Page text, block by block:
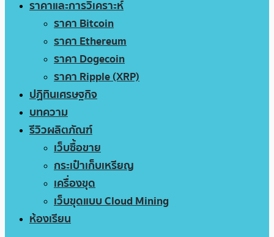
ราคาและการวิเคราะห์
ราคา Bitcoin
ราคา Ethereum
ราคา Dogecoin
ราคา Ripple (XRP)
ปฏิทินเศรษฐกิจ
บทความ
รีวิวผลิตภัณฑ์
เว็บซื้อขาย
กระเป๋าเก็บเหรียญ
เครื่องขุด
เว็บขุดแบบ Cloud Mining
ห้องเรียน